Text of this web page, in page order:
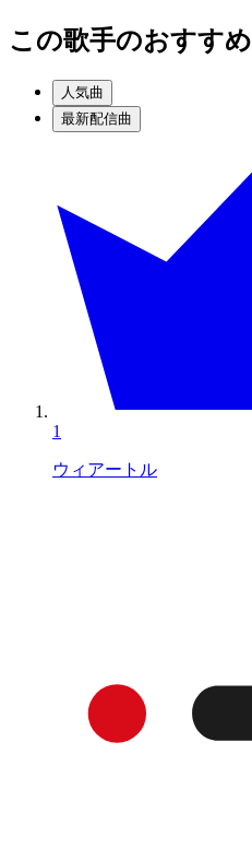
この歌手のおすすめ
人気曲
最新配信曲
1
ウィアートル